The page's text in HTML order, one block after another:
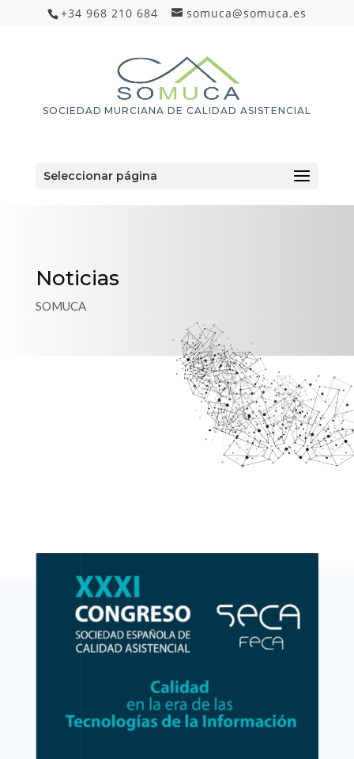
+34 968 210 684 somuca@somuca.es
SOCIEDAD MURCIANA DE CALIDAD ASISTENCIAL
Seleccionar página
Noticias
SOMUCA